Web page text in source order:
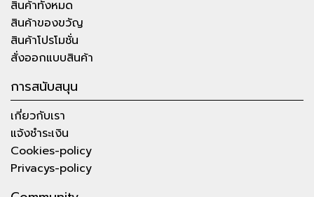
สินค้าทั้งหมด
สินค้าของขวัญ
สินค้าโปรโมชั่น
สั่งออกแบบสินค้า
การสนับสนุน
เกี่ยวกับเรา
แจ้งชำระเงิน
Cookies-policy
Privacys-policy